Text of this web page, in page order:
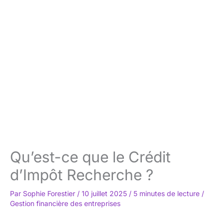
Qu’est-ce que le Crédit
d’Impôt Recherche ?
Par Sophie Forestier / 10 juillet 2025 / 5 minutes de lecture /
Gestion financière des entreprises